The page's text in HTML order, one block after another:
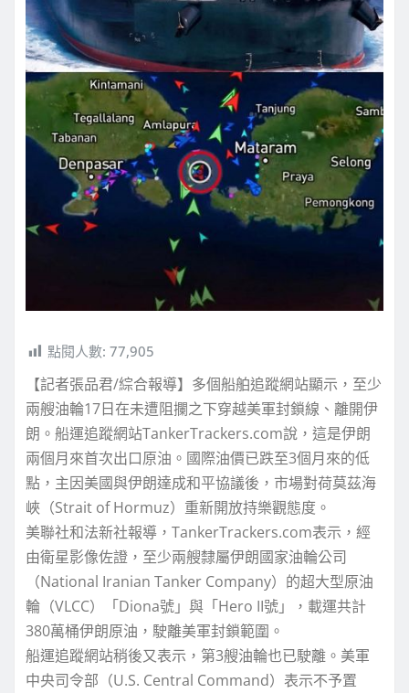
點閱人數: 77,905
【記者張品君/綜合報導】多個船舶追蹤網站顯示，至少
兩艘油輪17日在未遭阻攔之下穿越美軍封鎖線、離開伊
朗。船運追蹤網站TankerTrackers.com說，這是伊朗
兩個月來首次出口原油。國際油價已跌至3個月來的低
點，主因美國與伊朗達成和平協議後，市場對荷莫茲海
峽（Strait of Hormuz）重新開放持樂觀態度。
美聯社和法新社報導，TankerTrackers.com表示，經
由衛星影像佐證，至少兩艘隸屬伊朗國家油輪公司
（National Iranian Tanker Company）的超大型原油
輪（VLCC）「Diona號」與「Hero II號」，載運共計
380萬桶伊朗原油，駛離美軍封鎖範圍。
船運追蹤網站稍後又表示，第3艘油輪也已駛離。美軍
中央司令部（U.S. Central Command）表示不予置